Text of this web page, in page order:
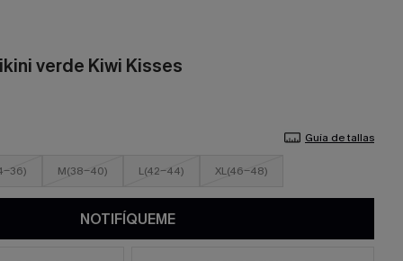
verde Kiwi Kisses
Guía de tallas
36) M(38-40) L(42-44) XL(46-48)
NOTIFÍQUEME